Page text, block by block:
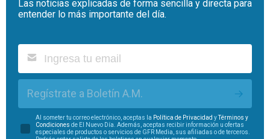
Las noticias explicadas de forma sencilla y directa para
entender lo más importante del día.
Regístrate a Boletín A.M.
Al someter tu correo electrónico, aceptas la Política de Privacidad yTérminos y
Condiciones de El Nuevo Día. Además, aceptas recibir información u ofertas
especiales de productos o servicios de GFR Media, sus afiliadas o de terceros.